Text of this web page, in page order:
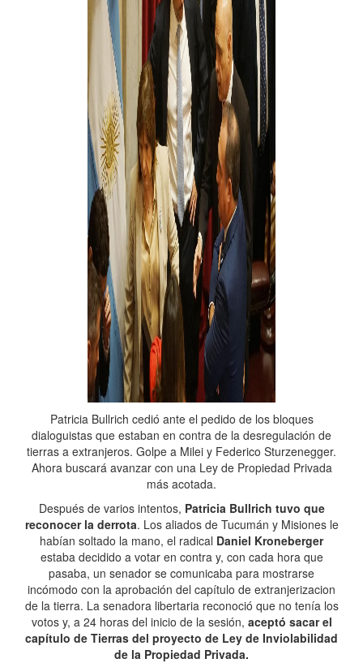
Patricia Bullrich cedió ante el pedido de los bloques
dialoguistas que estaban en contra de la desregulación de
tierras a extranjeros. Golpe a Milei y Federico Sturzenegger.
Ahora buscará avanzar con una Ley de Propiedad Privada
más acotada.
Después de varios intentos, Patricia Bullrich tuvo que
reconocer la derrota. Los aliados de Tucumán y Misiones le
habían soltado la mano, el radical Daniel Kroneberger
estaba decidido a votar en contra y, con cada hora que
pasaba, un senador se comunicaba para mostrarse
incómodo con la aprobación del capítulo de extranjerizacion
de la tierra. La senadora libertaria reconoció que no tenía los
votos y, a 24 horas del inicio de la sesión, aceptó sacar el
capítulo de Tierras del proyecto de Ley de Inviolabilidad
de la Propiedad Privada.